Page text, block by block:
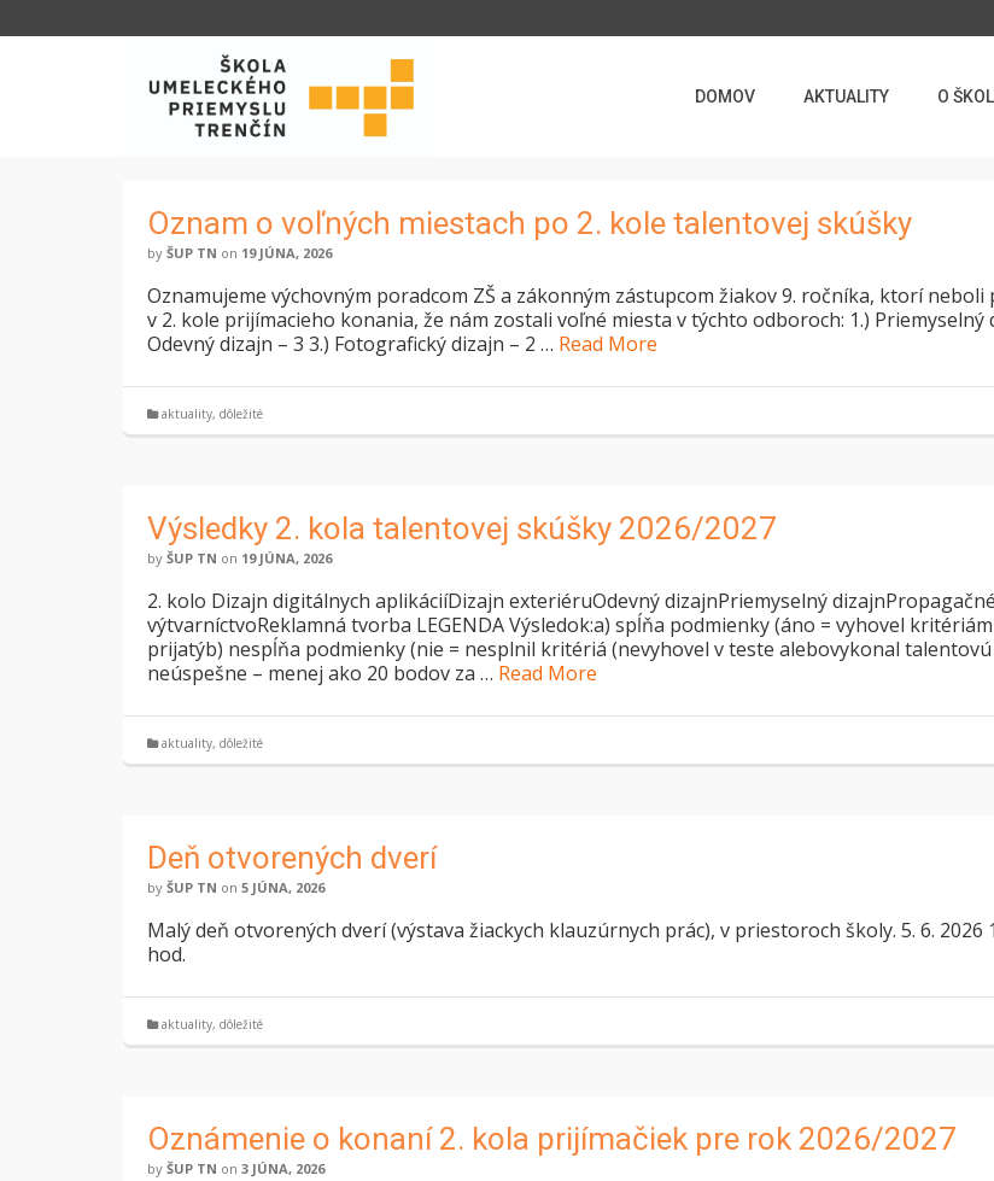
DOMOV AKTUALITY O
Oznam o voľných miestach po 2. kole talentovej skúšky
by ŠUP TN on 19 JÚNA, 2026
Oznamujeme výchovným poradcom ZŠ a zákonným zástupcom žiakov 9. ročníka, ktorí neboli
v 2. kole prijímacieho konania, že nám zostali voľné miesta v týchto odboroch: 1.) Priemyselný
Odevný dizajn – 3 3.) Fotografický dizajn – 2 … Read More
aktuality, dôležité
Výsledky 2. kola talentovej skúšky 2026/2027
by ŠUP TN on 19 JÚNA, 2026
2. kolo Dizajn digitálnych aplikáciíDizajn exteriéruOdevný dizajnPriemyselný dizajnPropagačné
výtvarníctvoReklamná tvorba LEGENDA Výsledok:a) spĺňa podmienky (áno = vyhovel
prijatýb) nespĺňa podmienky (nie = nesplnil kritériá (nevyhovel v teste alebovykonal
neúspešne – menej ako 20 bodov za … Read More
aktuality, dôležité
Deň otvorených dverí
by ŠUP TN on 5 JÚNA, 2026
Malý deň otvorených dverí (výstava žiackych klauzúrnych prác), v priestoroch školy. 5. 6. 2026
hod.
aktuality, dôležité
Oznámenie o konaní 2. kola prijímačiek pre rok 2026/2027
by ŠUP TN on 3 JÚNA, 2026